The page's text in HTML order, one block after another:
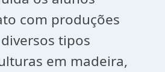
com produções
tipos
em madeira,